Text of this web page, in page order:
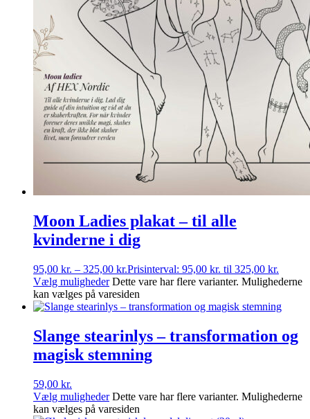
Moon Ladies plakat – til alle
kvinderne i dig
95,00 kr. – 325,00 kr.Prisinterval: 95,00 kr. til 325,00 kr.
Vælg muligheder Dette vare har flere varianter. Mulighederne
kan vælges på varesiden
Slange stearinlys – transformation og
magisk stemning
59,00 kr.
Vælg muligheder Dette vare har flere varianter. Mulighederne
kan vælges på varesiden